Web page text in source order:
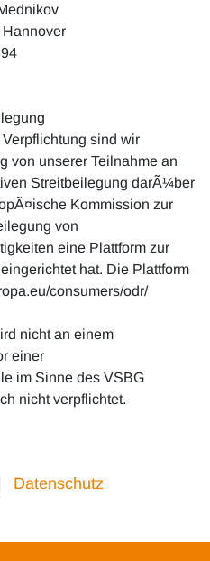
Hannover
sind wir
von unserer Teilnahme an
Streitbeilegung darÃ¼ber
Kommission zur
von
eine Plattform zur
hat. Die Plattform
consumers/odr/
nicht an einem
einer
im Sinne des VSBG
nicht verpflichtet.
Datenschutz